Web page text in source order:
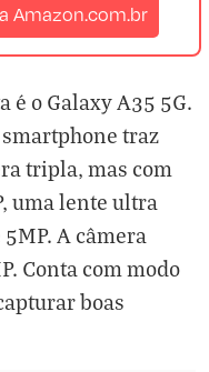
Amazon.com.br
o Galaxy A35 5G.
traz
tripla, mas com
uma lente ultra
A câmera
Conta com modo
boas